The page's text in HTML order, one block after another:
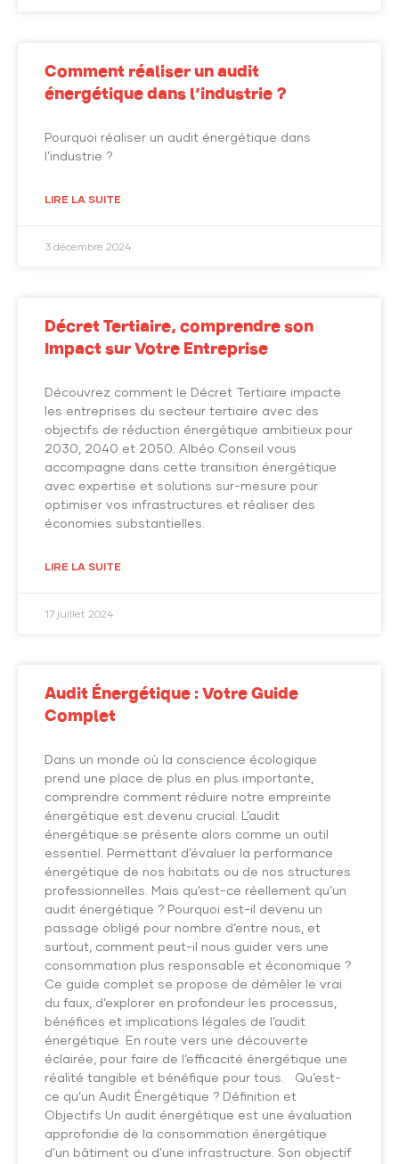
Comment réaliser un audit
énergétique dans l’industrie ?
Pourquoi réaliser un audit énergétique dans
l’industrie ?
LIRE LA SUITE
3 décembre 2024
Décret Tertiaire, comprendre son
Impact sur Votre Entreprise
Découvrez comment le Décret Tertiaire impacte
les entreprises du secteur tertiaire avec des
objectifs de réduction énergétique ambitieux pour
2030, 2040 et 2050. Albéo Conseil vous
accompagne dans cette transition énergétique
avec expertise et solutions sur-mesure pour
optimiser vos infrastructures et réaliser des
économies substantielles.
LIRE LA SUITE
17 juillet 2024
Audit Énergétique : Votre Guide
Complet
Dans un monde où la conscience écologique
prend une place de plus en plus importante,
comprendre comment réduire notre empreinte
énergétique est devenu crucial. L’audit
énergétique se présente alors comme un outil
essentiel. Permettant d’évaluer la performance
énergétique de nos habitats ou de nos structures
professionnelles. Mais qu’est-ce réellement qu’un
audit énergétique ? Pourquoi est-il devenu un
passage obligé pour nombre d’entre nous, et
surtout, comment peut-il nous guider vers une
consommation plus responsable et économique ?
Ce guide complet se propose de démêler le vrai
du faux, d’explorer en profondeur les processus,
bénéfices et implications légales de l’audit
énergétique. En route vers une découverte
éclairée, pour faire de l’efficacité énergétique une
réalité tangible et bénéfique pour tous. Qu’est-
ce qu’un Audit Énergétique ? Définition et
Objectifs Un audit énergétique est une évaluation
approfondie de la consommation énergétique
d’un bâtiment ou d’une infrastructure. Son objectif